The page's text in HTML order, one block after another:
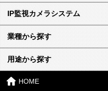
IP監視カメラシステム
業種から探す
用途から探す
HOME